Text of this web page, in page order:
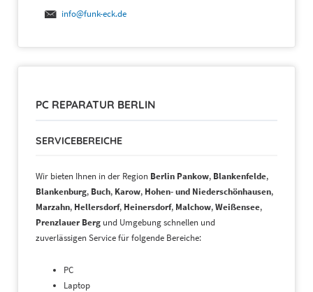
info@funk-eck.de
PC REPARATUR BERLIN
SERVICEBEREICHE
Wir bieten Ihnen in der Region Berlin Pankow, Blankenfelde,
Blankenburg, Buch, Karow, Hohen- und Niederschönhausen,
Marzahn, Hellersdorf, Heinersdorf, Malchow,Weißensee,
Prenzlauer Berg und Umgebung schnellen und
zuverlässigen Service für folgende Bereiche:
PC
Laptop